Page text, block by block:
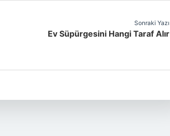
Sonraki Yazı
Ev Süpürgesini Hangi Taraf Alır